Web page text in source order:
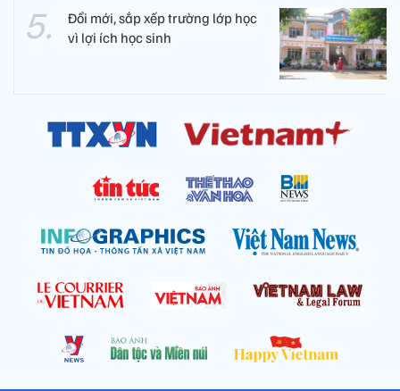
Đổi mới, sắp xếp trường lớp học
vì lợi ích học sinh